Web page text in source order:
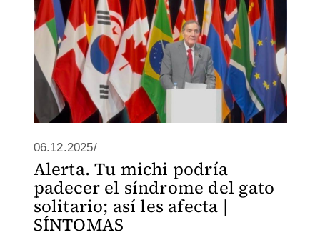
06.12.2025/
Alerta. Tu michi podría
padecer el síndrome del gato
solitario; así les afecta |
SÍNTOMAS